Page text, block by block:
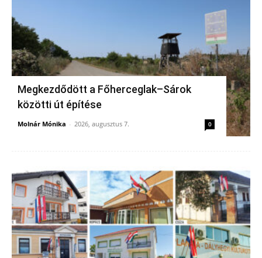
Megkezdődött a Főherceglak–Sárok
közötti út építése
Molnár Mónika - 2026, augusztus 7. 0